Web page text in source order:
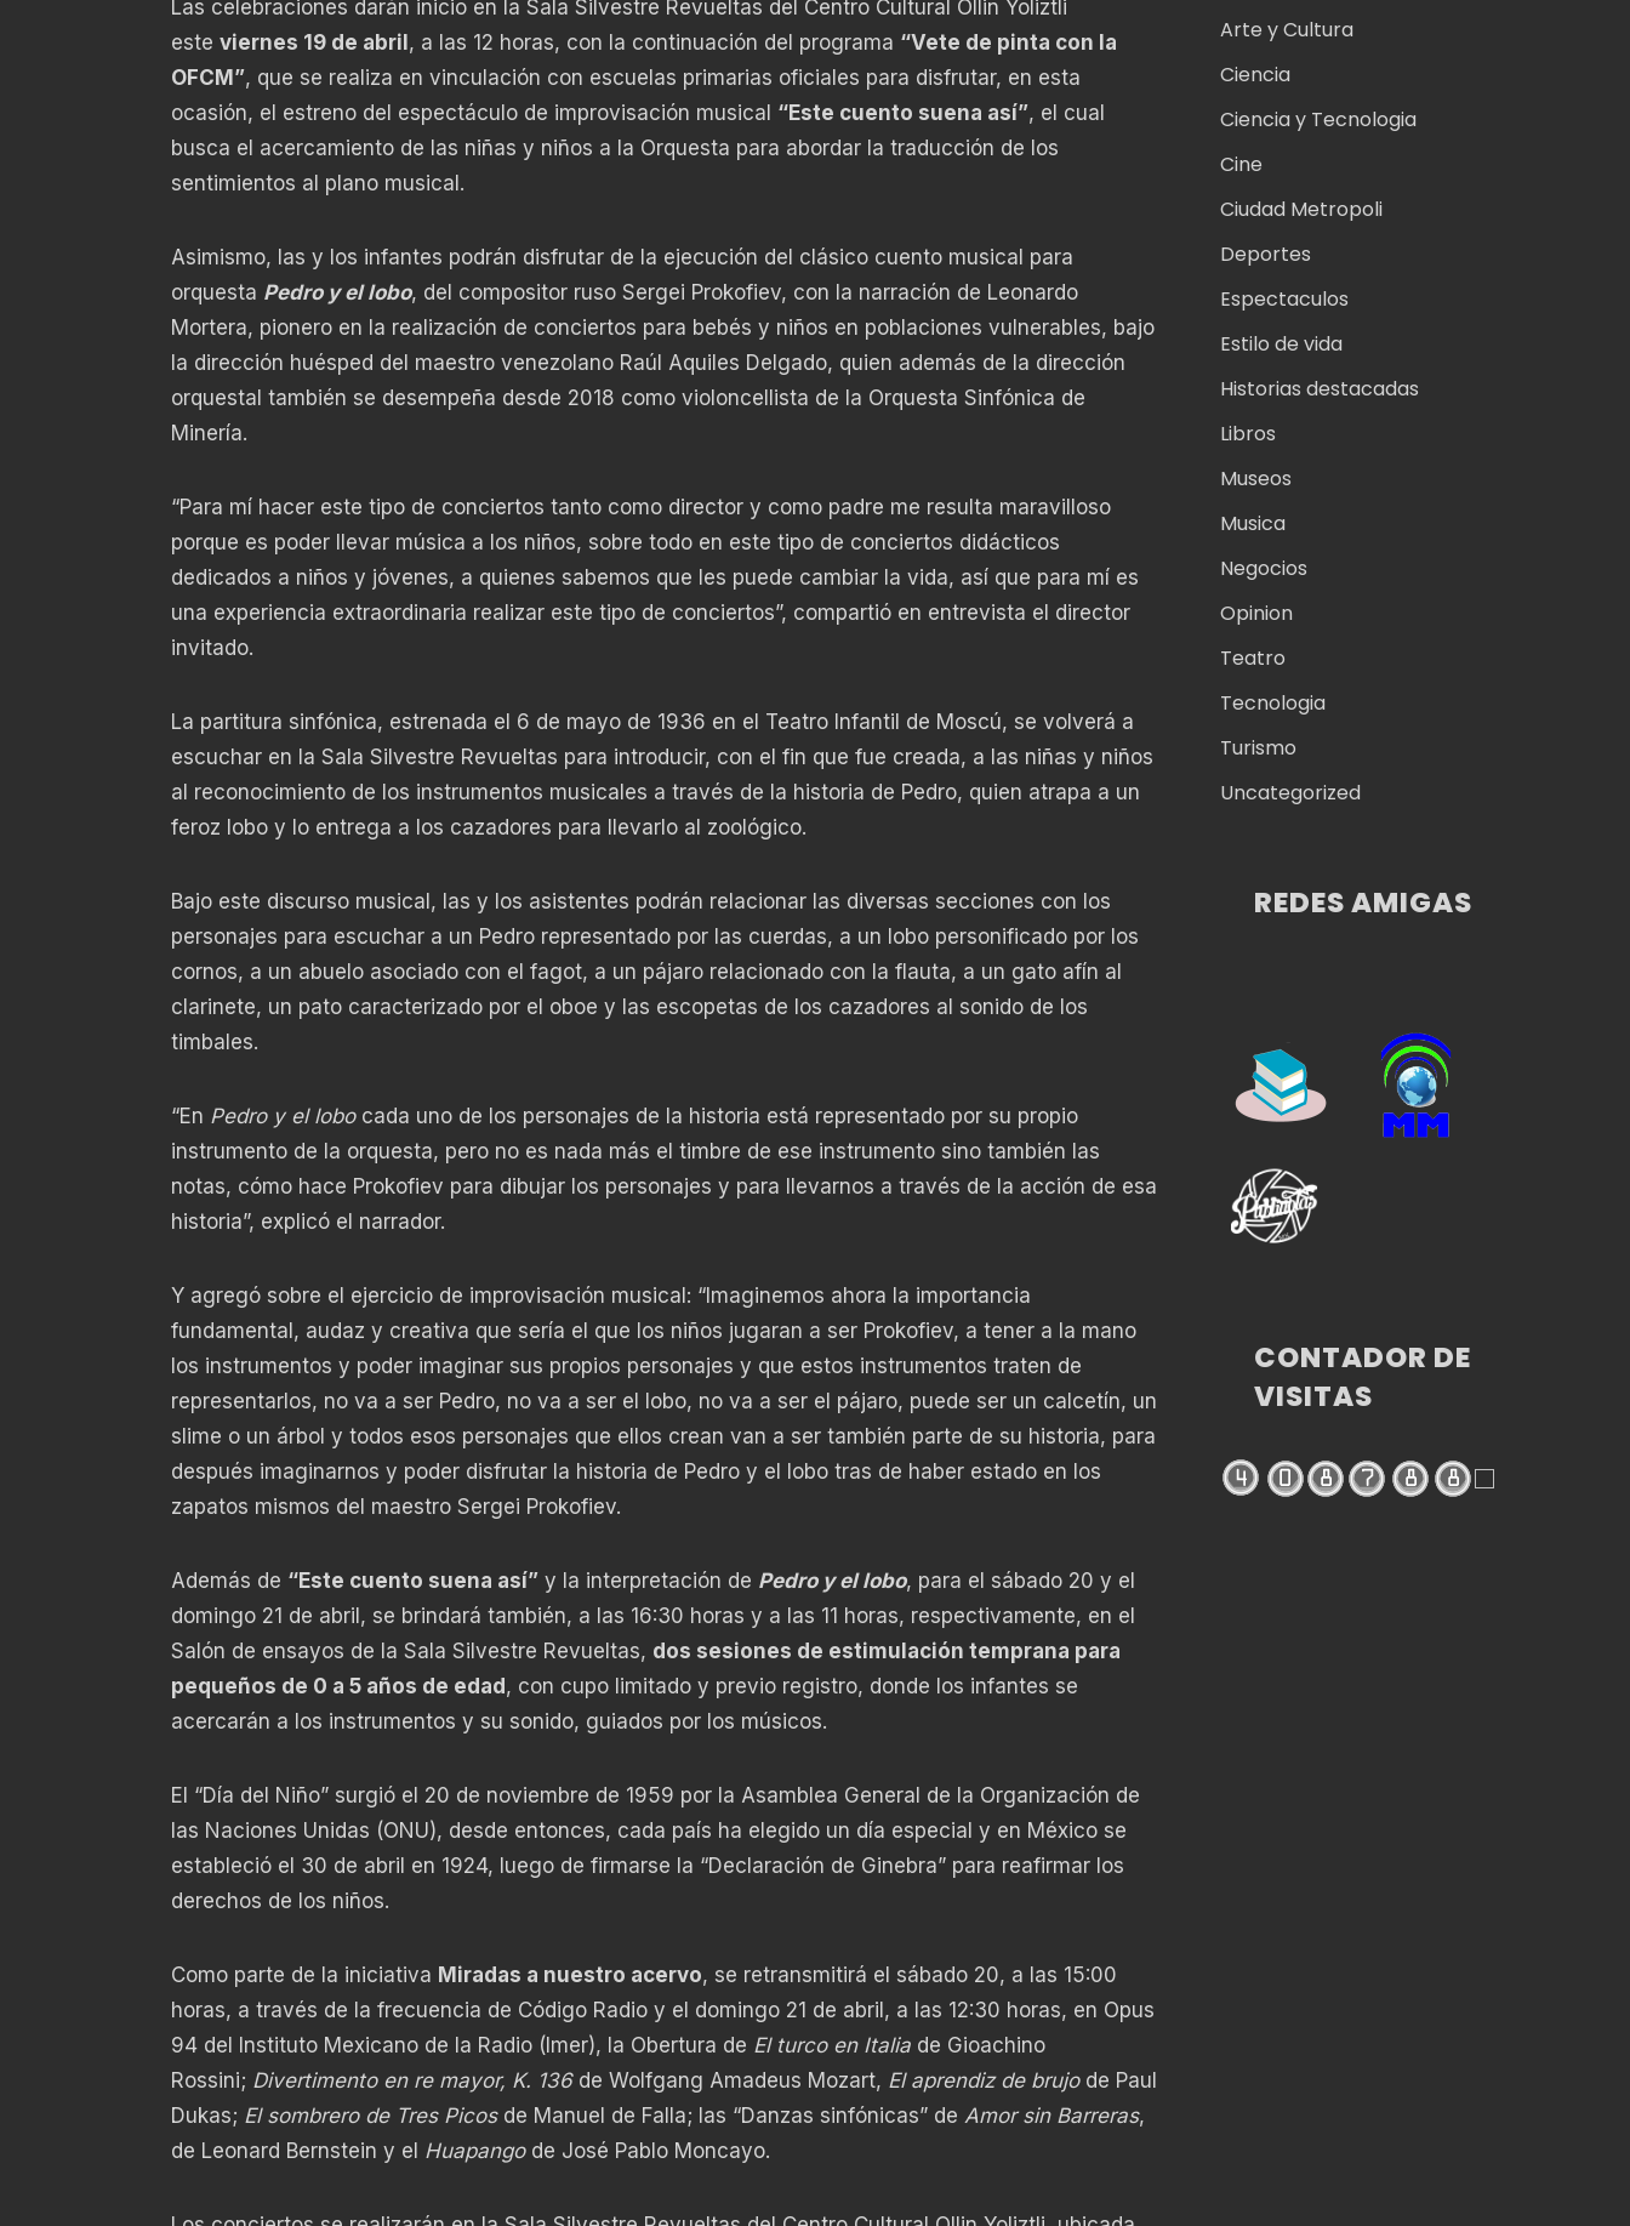
Las celebraciones darán inicio en la Sala Silvestre Revueltas del Centro Cultural Ollin Yoliztli
este viernes 19 de abril, a las 12 horas, con la continuación del programa “Vete de pinta con la
OFCM”, que se realiza en vinculación con escuelas primarias oficiales para disfrutar, en esta
ocasión, el estreno del espectáculo de improvisación musical “Este cuento suena así”, el cual
busca el acercamiento de las niñas y niños a la Orquesta para abordar la traducción de los
sentimientos al plano musical.
Asimismo, las y los infantes podrán disfrutar de la ejecución del clásico cuento musical para
orquesta Pedro y el lobo, del compositor ruso Sergei Prokofiev, con la narración de Leonardo
Mortera, pionero en la realización de conciertos para bebés y niños en poblaciones vulnerables, bajo
la dirección huésped del maestro venezolano Raúl Aquiles Delgado, quien además de la dirección
orquestal también se desempeña desde 2018 como violoncellista de la Orquesta Sinfónica de
Minería.
“Para mí hacer este tipo de conciertos tanto como director y como padre me resulta maravilloso
porque es poder llevar música a los niños, sobre todo en este tipo de conciertos didácticos
dedicados a niños y jóvenes, a quienes sabemos que les puede cambiar la vida, así que para mí es
una experiencia extraordinaria realizar este tipo de conciertos”, compartió en entrevista el director
invitado.
La partitura sinfónica, estrenada el 6 de mayo de 1936 en el Teatro Infantil de Moscú, se volverá a
escuchar en la Sala Silvestre Revueltas para introducir, con el fin que fue creada, a las niñas y niños
al reconocimiento de los instrumentos musicales a través de la historia de Pedro, quien atrapa a un
feroz lobo y lo entrega a los cazadores para llevarlo al zoológico.
Bajo este discurso musical, las y los asistentes podrán relacionar las diversas secciones con los
personajes para escuchar a un Pedro representado por las cuerdas, a un lobo personificado por los
cornos, a un abuelo asociado con el fagot, a un pájaro relacionado con la flauta, a un gato afín al
clarinete, un pato caracterizado por el oboe y las escopetas de los cazadores al sonido de los
timbales.
“En Pedro y el lobocada uno de los personajes de la historia está representado por su propio
instrumento de la orquesta, pero no es nada más el timbre de ese instrumento sino también las
notas, cómo hace Prokofiev para dibujar los personajes y para llevarnos a través de la acción de esa
historia”, explicó el narrador.
Y agregó sobre el ejercicio de improvisación musical: “Imaginemos ahora la importancia
fundamental, audaz y creativa que sería el que los niños jugaran a ser Prokofiev, a tener a la mano
los instrumentos y poder imaginar sus propios personajes y que estos instrumentos traten de
representarlos, no va a ser Pedro, no va a ser el lobo, no va a ser el pájaro, puede ser un calcetín, un
slime o un árbol y todos esos personajes que ellos crean van a ser también parte de su historia, para
después imaginarnos y poder disfrutar la historia de Pedro y el lobo tras de haber estado en los
zapatos mismos del maestro Sergei Prokofiev.
Además de “Este cuento suena así”y la interpretación de Pedro y el lobo, para el sábado 20 y el
domingo 21 de abril, se brindará también, a las 16:30 horas y a las 11 horas, respectivamente, en el
Salón de ensayos de la Sala Silvestre Revueltas, dos sesiones de estimulación temprana para
pequeños de 0 a 5 años de edad, con cupo limitado y previo registro, donde los infantes se
acercarán a los instrumentos y su sonido, guiados por los músicos.
El “Día del Niño” surgió el 20 de noviembre de 1959 por la Asamblea General de la Organización de
las Naciones Unidas (ONU), desde entonces, cada país ha elegido un día especial y en México se
estableció el 30 de abril en 1924, luego de firmarse la “Declaración de Ginebra” para reafirmar los
derechos de los niños.
Como parte de la iniciativa Miradas a nuestro acervo, se retransmitirá el sábado 20, a las 15:00
horas, a través de la frecuencia de Código Radio y el domingo 21 de abril, a las 12:30 horas, en Opus
94 del Instituto Mexicano de la Radio (Imer), la Obertura de El turco en Italiade Gioachino
Rossini; Divertimento en re mayor, K. 136de Wolfgang Amadeus Mozart, El aprendiz de brujode Paul
Dukas; El sombrero de Tres Picosde Manuel de Falla; las “Danzas sinfónicas” de Amor sin Barreras,
de Leonard Bernstein y el Huapangode José Pablo Moncayo.
Arte y Cultura
Ciencia
Ciencia y Tecnologia
Cine
Ciudad Metropoli
Deportes
Espectaculos
Estilo de vida
Historias destacadas
Libros
Museos
Musica
Negocios
Opinion
Teatro
Tecnologia
Turismo
Uncategorized
REDES AMIGAS
CONTADOR DE
VISITAS